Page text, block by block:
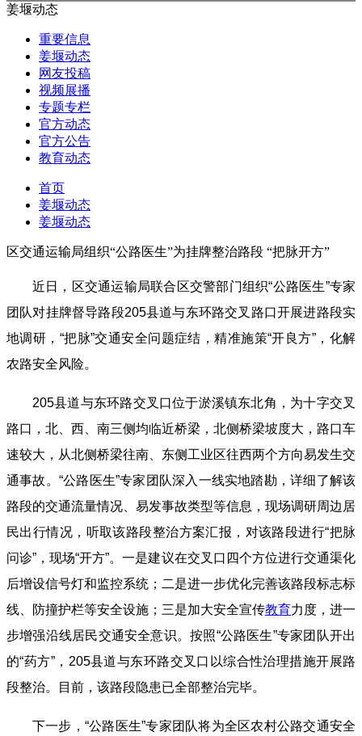
姜堰动态
重要信息
姜堰动态
网友投稿
视频展播
专题专栏
官方动态
官方公告
教育动态
首页
姜堰动态
姜堰动态
区交通运输局组织“公路医生”为挂牌整治路段 “把脉开方”
近日，区交通运输局联合区交警部门组织“公路医生”专家
团队对挂牌督导路段205县道与东环路交叉路口开展进路段实
地调研，“把脉”交通安全问题症结，精准施策“开良方”，化解
农路安全风险。
205县道与东环路交叉口位于淤溪镇东北角，为十字交叉
路口，北、西、南三侧均临近桥梁，北侧桥梁坡度大，路口车
速较大，从北侧桥梁往南、东侧工业区往西两个方向易发生交
通事故。 “公路医生”专家团队深入一线实地踏勘，详细了解该
路段的交通流量情况、易发事故类型等信息，现场调研周边居
民出行情况，听取该路段整治方案汇报，对该路段进行“把脉
问诊”，现场“开方”。一是建议在交叉口四个方位进行交通渠化
后增设信号灯和监控系统；二是进一步优化完善该路段标志标
线、防撞护栏等安全设施；三是加大安全宣传教育力度，进一
步增强沿线居民交通安全意识。按照“公路医生”专家团队开出
的“药方”，205县道与东环路交叉口以综合性治理措施开展路
段整治。目前，该路段隐患已全部整治完毕。
下一步，“公路医生”专家团队将为全区农村公路交通安全